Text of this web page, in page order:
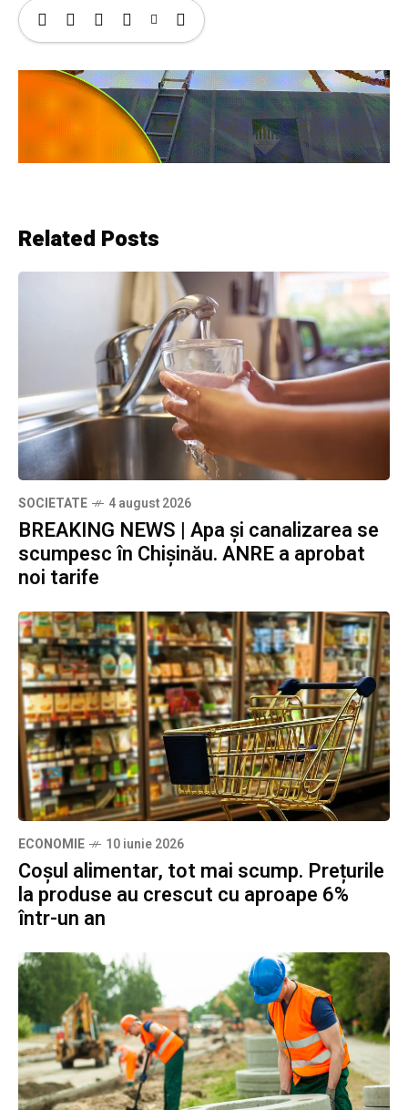
Related Posts
SOCIETATE 4 august 2026
BREAKING NEWS | Apa și canalizarea se
scumpesc în Chișinău. ANRE a aprobat
noi tarife
ECONOMIE 10 iunie 2026
Coșul alimentar, tot mai scump. Prețurile
la produse au crescut cu aproape 6%
într-un an